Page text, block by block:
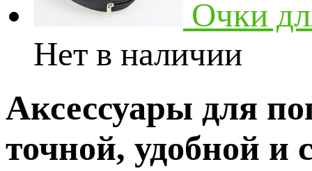
Очки
Нет в наличии
Аксессуары для
точной, удобной и